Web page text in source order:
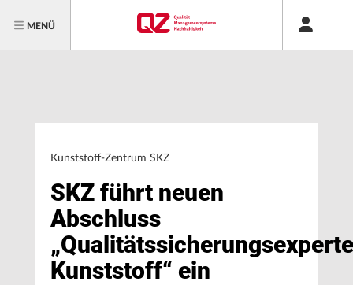
MENÜ
Kunststoff-Zentrum SKZ
SKZ führt neuen
Abschluss
„Qualitätssicherungsexperte
Kunststoff“ ein